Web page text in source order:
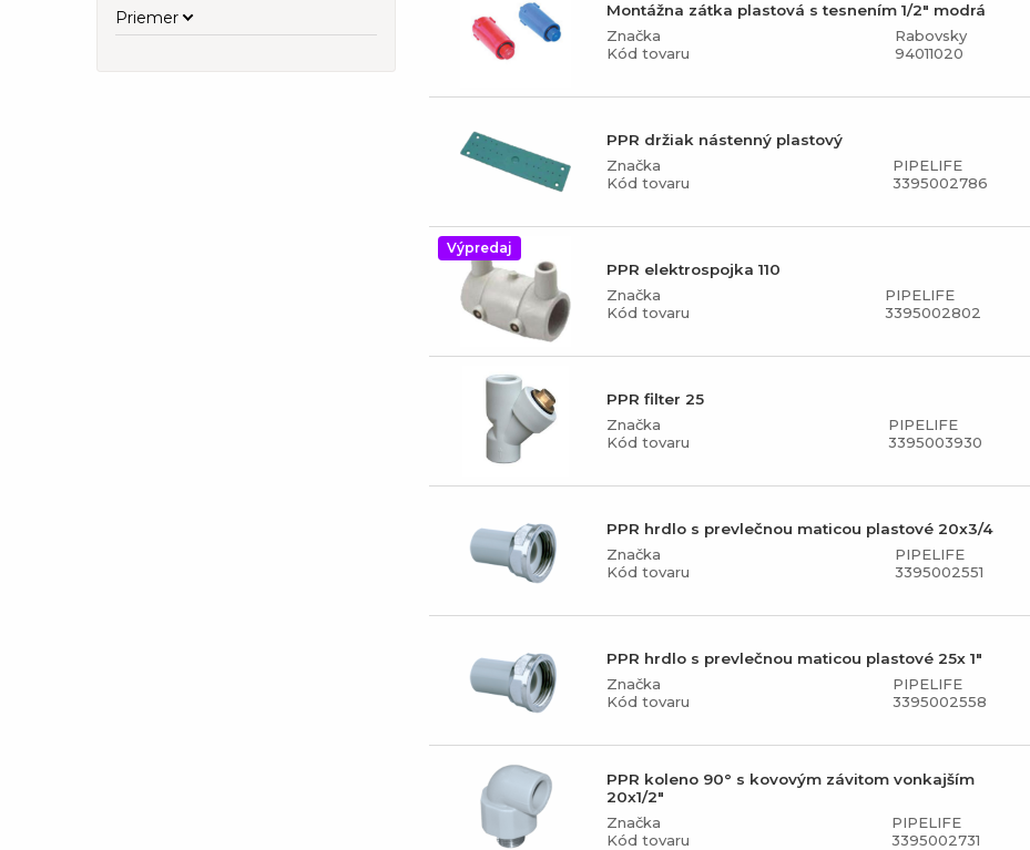
Priemer
Montážna zátka plastová s tesnením 1/2" modrá
Značka
Rabovsky
Kód tovaru
94011020
PPR držiak nástenný plastový
Značka
PIPELIFE
Kód tovaru
3395002786
Výpredaj
PPR elektrospojka 110
Značka
PIPELIFE
Kód tovaru
3395002802
PPR filter 25
Značka
PIPELIFE
Kód tovaru
3395003930
PPR hrdlo s prevlečnou maticou plastové 20x3/4
Značka
PIPELIFE
Kód tovaru
3395002551
PPR hrdlo s prevlečnou maticou plastové 25x 1"
Značka
PIPELIFE
Kód tovaru
3395002558
PPR koleno 90° s kovovým závitom vonkajším
20x1/2"
Značka
PIPELIFE
Kód tovaru
3395002731